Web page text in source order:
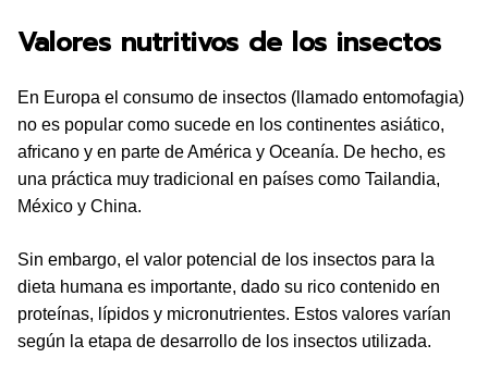
Valores nutritivos de los insectos
En Europa el consumo de insectos (llamado entomofagia)
no es popular como sucede en los continentes asiático,
africano y en parte de América y Oceanía. De hecho, es
una práctica muy tradicional en países como Tailandia,
México y China.
Sin embargo, el valor potencial de los insectos para la
dieta humana es importante, dado su rico contenido en
proteínas, lípidos y micronutrientes. Estos valores varían
según la etapa de desarrollo de los insectos utilizada.